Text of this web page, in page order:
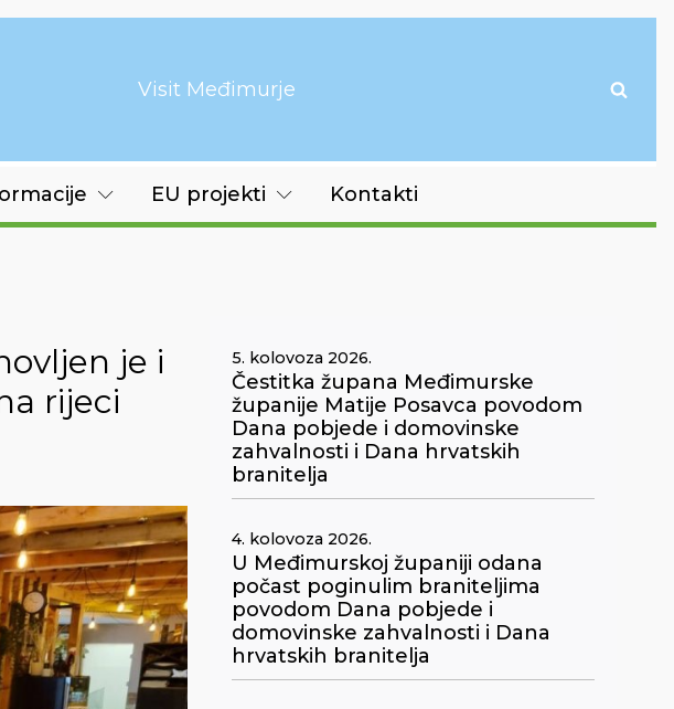
Visit Međimurje
EU projekti Kontakti
je i
rijeci
5. kolovoza 2026.
Čestitka župana Međimurske
županije Matije Posavca povodom
Dana pobjede i domovinske
zahvalnosti i Dana hrvatskih
branitelja
4. kolovoza 2026.
U Međimurskoj županiji odana
počast poginulim braniteljima
povodom Dana pobjede i
domovinske zahvalnosti i Dana
hrvatskih branitelja